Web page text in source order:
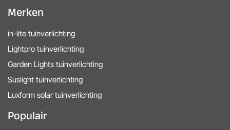
Merken
in-lite tuinverlichting
Lightpro tuinverlichting
Garden Lights tuinverlichting
Suslight tuinverlichting
Luxform solar tuinverlichting
Populair